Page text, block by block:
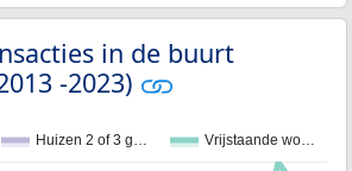
in de buurt
-2023)
Huizen 2 of 3 g… Vrijstaande wo…